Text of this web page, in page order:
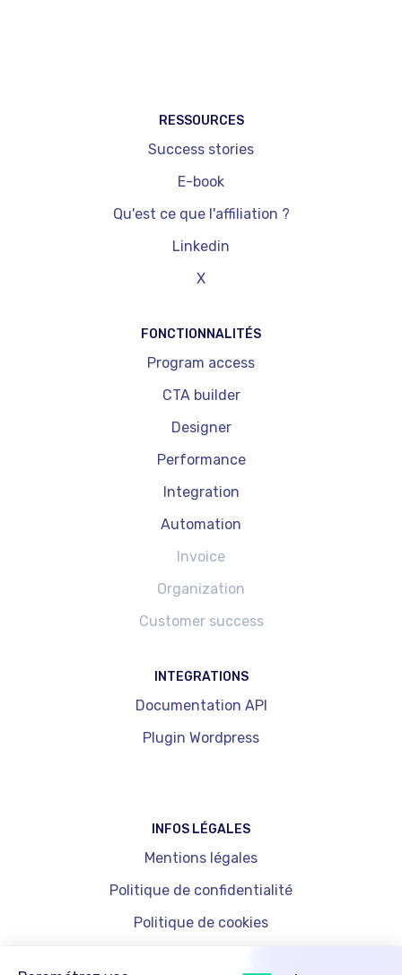
RESSOURCES
Success stories
E-book
Qu'est ce que l'affiliation ?
Linkedin
X
FONCTIONNALITÉS
Program access
CTA builder
Designer
Performance
Integration
Automation
Invoice
Organization
Customer success
INTEGRATIONS
Documentation API
Plugin Wordpress
INFOS LÉGALES
Mentions légales
Politique de confidentialité
Politique de cookies